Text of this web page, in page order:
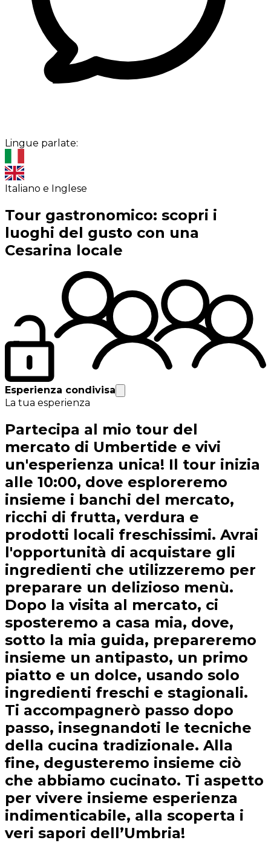
Lingue parlate:
Italiano e Inglese
Tour gastronomico: scopri i
luoghi del gusto con una
Cesarina locale
Esperienza condivisa
La tua esperienza
Partecipa al mio tour del
mercato di Umbertide e vivi
un'esperienza unica! Il tour inizia
alle 10:00, dove esploreremo
insieme i banchi del mercato,
ricchi di frutta, verdura e
prodotti locali freschissimi. Avrai
l'opportunità di acquistare gli
ingredienti che utilizzeremo per
preparare un delizioso menù.
Dopo la visita al mercato, ci
sposteremo a casa mia, dove,
sotto la mia guida, prepareremo
insieme un antipasto, un primo
piatto e un dolce, usando solo
ingredienti freschi e stagionali.
Ti accompagnerò passo dopo
passo, insegnandoti le tecniche
della cucina tradizionale. Alla
fine, degusteremo insieme ciò
che abbiamo cucinato. Ti aspetto
per vivere insieme esperienza
indimenticabile, alla scoperta i
veri sapori dell’Umbria!